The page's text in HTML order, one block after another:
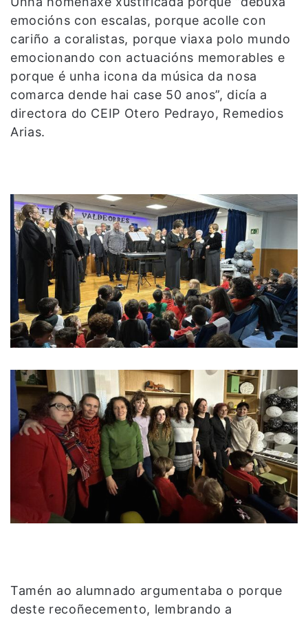
emocións con escalas, porque acolle con
cariño a coralistas, porque viaxa polo mundo
emocionando con actuacións memorables e
porque é unha icona da música da nosa
comarca dende hai case 50 anos”, dicía a
directora do CEIP Otero Pedrayo, Remedios
Arias.
Tamén ao alumnado argumentaba o porque
deste recoñecemento, lembrando a